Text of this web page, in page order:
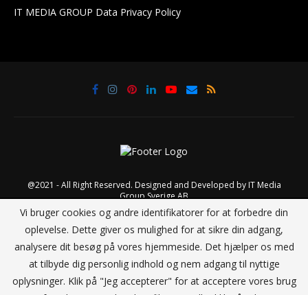
IT MEDIA GROUP Data Privacy Policy
@2021 - All Right Reserved. Designed and Developed by IT Media
Group Sverige AB
TILBAGE TIL TOPPEN
Vi bruger cookies og andre identifikatorer for at forbedre din
oplevelse. Dette giver os mulighed for at sikre din adgang,
analysere dit besøg på vores hjemmeside. Det hjælper os med
at tilbyde dig personlig indhold og nem adgang til nyttige
oplysninger. Klik på "Jeg accepterer" for at acceptere vores brug